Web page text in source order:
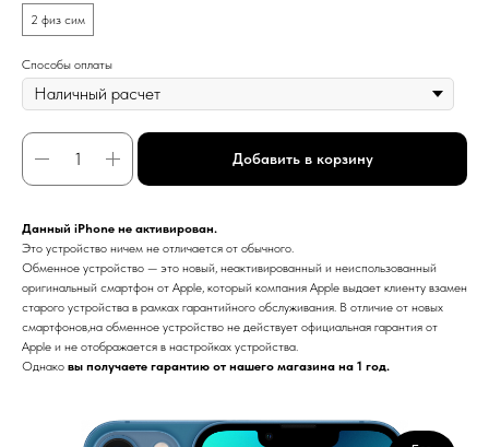
2 физ сим
Способы оплаты
Добавить в корзину
Данный iPhone не активирован.
Это устройство ничем не отличается от обычного.
Обменное устройство — это новый, неактивированный и неиспользованный
оригинальный смартфон от Apple, который компания Apple выдает клиенту взамен
старого устройства в рамках гарантийного обслуживания. В отличие от новых
смартфонов,на обменное устройство не действует официальная гарантия от
Apple и не отображается в настройках устройства.
Однако вы получаете гарантию от нашего магазина на 1 год.